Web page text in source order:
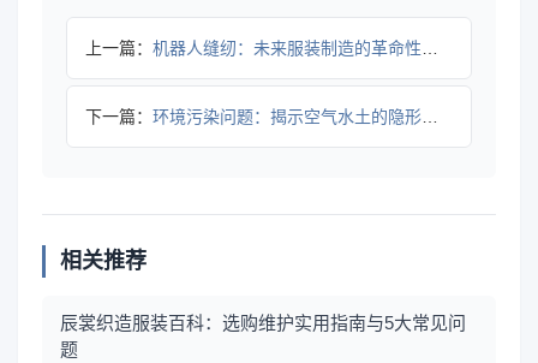
上一篇： 机器人缝纫：未来服装制造的革命性变革
下一篇： 环境污染问题：揭示空气水土的隐形杀手
相关推荐
辰裳织造服装百科：选购维护实用指南与5大常见问
题